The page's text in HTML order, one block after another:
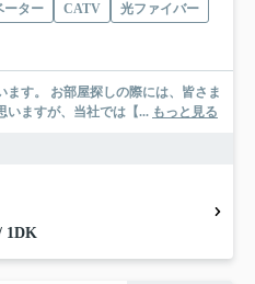
ーター CATV
光ファイバー
は、皆さま
いますが、当社では【... もっと見る
1DK